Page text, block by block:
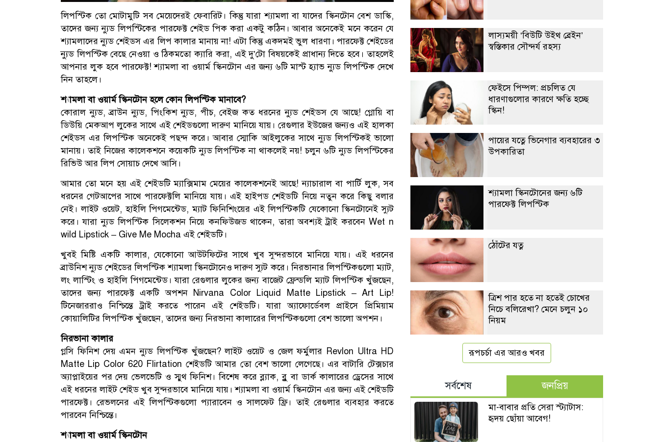
লিপস্টিক তো মোটামুটি সব মেয়েদেরই ফেবারিট। কিন্তু যারা শ্যামলা বা যাদের স্কিনটোন বেশ ডাস্কি,
তাদের জন্য ন্যুড লিপস্টিকের পারফেক্ট শেইড পিক করা একটু কঠিন। আবার অনেকেই মনে করেন যে
শ্যামলাদের ন্যুড শেইডস এর লিপ কালার মানায় না! এটা কিন্তু একদমই ভুল ধারণা। পারফেক্ট শেইডের
ন্যুড লিপস্টিক বেছে নেওয়া ও ঠিকমতো ক্যারি করা, এই দু’টো বিষয়কেই প্রাধান্য দিতে হবে। তাহলেই
আপনার লুক হবে পারফেক্ট! শ্যামলা বা ওয়ার্ম স্কিনটোন এর জন্য ৬টি মাস্ট হ্যাভ ন্যুড লিপস্টিক দেখে
নিন তাহলে।
শ্যামলা বা ওয়ার্ম স্কিনটোন হলে কোন লিপস্টিক মানাবে?
কোরাল ন্যুড, ব্রাউন ন্যুড, পিংকিশ ন্যুড, পীচ, বেইজ কত ধরনের ন্যুড শেইডস যে আছে! গ্লোয়ি বা
ডিউয়ি মেকআপ লুকের সাথে এই শেইডগুলো দারুণ মানিয়ে যায়। রেগুলার ইউজের জন্যও এই হালকা
শেইডস এর লিপস্টিক অনেকেই পছন্দ করে। আবার স্মোকি আইলুকের সাথে ন্যুড লিপস্টিকই ভালো
মানায়। তাই নিজের কালেকশনে কয়েকটি ন্যুড লিপস্টিক না থাকলেই নয়! চলুন ৬টি ন্যুড লিপস্টিকের
রিভিউ আর লিপ সোয়াচ দেখে আসি।
আমার তো মনে হয় এই শেইডটি ম্যাক্সিমাম মেয়ের কালেকশনেই আছে! ন্যাচারাল বা পার্টি লুক, সব
ধরনের গেটআপের সাথে পারফেক্টলি মানিয়ে যায়। এই হাইপড শেইডটি নিয়ে নতুন করে কিছু বলার
নেই। লাইট ওয়েট, হাইলি পিগমেন্টেড, ম্যাট ফিনিশিংয়ের এই লিপস্টিকটি যেকোনো স্কিনটোনেই স্যুট
করে। যারা ন্যুড লিপস্টিক সিলেকশন নিয়ে কনফিউজড থাকেন, তারা অবশ্যই ট্রাই করবেন Wet n
wild Lipstick – Give Me Mocha এই শেইডটি।
খুবই মিষ্টি একটি কালার, যেকোনো আউটফিটের সাথে খুব সুন্দরভাবে মানিয়ে যায়। এই ধরনের
ব্রাউনিশ ন্যুড শেইডের লিপস্টিক শ্যামলা স্কিনটোনেও দারুণ স্যুট করে। নিরভানার লিপস্টিকগুলো ম্যাট,
লং লাস্টিং ও হাইলি পিগমেন্টেড। যারা রেগুলার লুকের জন্য বাজেট ফ্রেন্ডলি ম্যাট লিপস্টিক খুঁজছেন,
তাদের জন্য পারফেক্ট একটি অপশন Nirvana Color Liquid Matte Lipstick – Art Lip!
টিনেজাররাও নিশ্চিন্তে ট্রাই করতে পারেন এই শেইডটি। যারা অ্যাফোর্ডেবল প্রাইসে প্রিমিয়াম
কোয়ালিটির লিপস্টিক খুঁজছেন, তাদের জন্য নিরভানা কালারের লিপস্টিকগুলো বেশ ভালো অপশন।
নিরভানা কালার
গ্লসি ফিনিশ দেয় এমন ন্যুড লিপস্টিক খুঁজছেন? লাইট ওয়েট ও জেল ফর্মুলার Revlon Ultra HD
Matte Lip Color 620 Flirtation শেইডটি আমার তো বেশ ভালো লেগেছে। এর বাটারি টেক্সচার
অ্যাপ্লাইয়ের পর দেয় ভেলভেটি ও স্মুথ ফিনিশ। বিশেষ করে ব্ল্যাক, ব্লু বা ডার্ক কালারের ড্রেসের সাথে
এই ধরনের লাইট শেইড খুব সুন্দরভাবে মানিয়ে যায়। শ্যামলা বা ওয়ার্ম স্কিনটোন এর জন্য এই শেইডটি
পারফেক্ট। রেভলনের এই লিপস্টিকগুলো প্যারাবেন ও সালফেট ফ্রি। তাই রেগুলার ব্যবহার করতে
পারবেন নিশ্চিন্তে।
শ্যামলা বা ওয়ার্ম স্কিনটোন
লাস্যময়ী ‘বিউটি উইথ ব্রেইন’
স্বস্তিকার সৌন্দর্য রহস্য
ফেইসে পিম্পল: প্রচলিত যে
ধারণাগুলোর কারণে ক্ষতি হচ্ছে
স্কিন!
পায়ের যত্নে ভিনেগার ব্যবহারের ৩
উপকারিতা
শ্যামলা স্কিনটোনের জন্য ৬টি
পারফেক্ট লিপস্টিক
ঠোঁটের যত্ন
ত্রিশ পার হতে না হতেই চোখের
নিচে বলিরেখা? মেনে চলুন ১০
নিয়ম
রূপচর্চা এর আরও খবর
সর্বশেষ জনপ্রিয়
মা-বাবার প্রতি সেরা স্ট্যাটাস:
হৃদয় ছোঁয়া আবেগ!